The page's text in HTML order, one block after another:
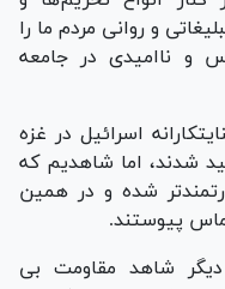
و روانی مردم ما را
و ناامیدی در جامعه
اسرائیل در غزه
شدند، اما شاهدیم که
شده و در همین
شاهد مقاومت بی